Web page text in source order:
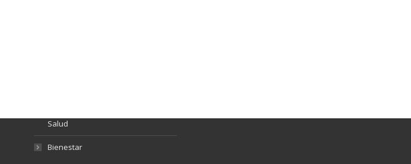
Salud
Bienestar